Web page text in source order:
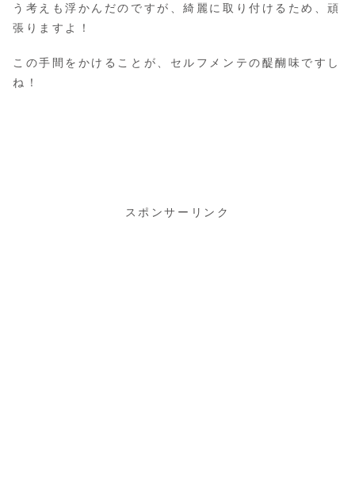
う考えも浮かんだのですが、綺麗に取り付けるため、頑
張りますよ！
この手間をかけることが、セルフメンテの醍醐味ですし
ね！
スポンサーリンク